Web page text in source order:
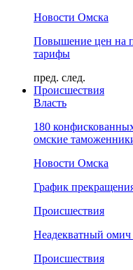
Новости Омска
Повышение цен на
тарифы
пред. след.
Происшествия
Власть
180
омские
Новости Омска
График
Происшествия
Неадекватный омич
Происшествия